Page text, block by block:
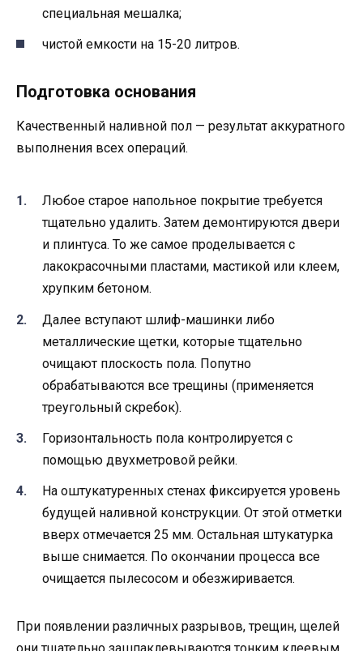
специальная мешалка;
чистой емкости на 15-20 литров.
Подготовка основания
Качественный наливной пол — результат аккуратного
выполнения всех операций.
Любое старое напольное покрытие требуется
тщательно удалить. Затем демонтируются двери
и плинтуса. То же самое проделывается с
лакокрасочными пластами, мастикой или клеем,
хрупким бетоном.
Далее вступают шлиф-машинки либо
металлические щетки, которые тщательно
очищают плоскость пола. Попутно
обрабатываются все трещины (применяется
треугольный скребок).
Горизонтальность пола контролируется с
помощью двухметровой рейки.
На оштукатуренных стенах фиксируется уровень
будущей наливной конструкции. От этой отметки
вверх отмечается 25 мм. Остальная штукатурка
выше снимается. По окончании процесса все
очищается пылесосом и обезжиривается.
При появлении различных разрывов, трещин, щелей